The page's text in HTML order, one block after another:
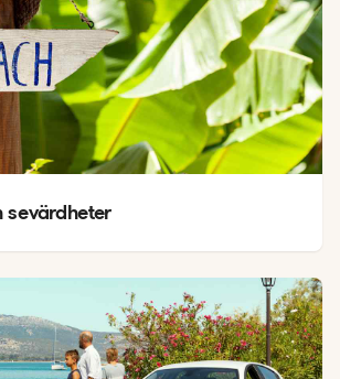
sevärdheter